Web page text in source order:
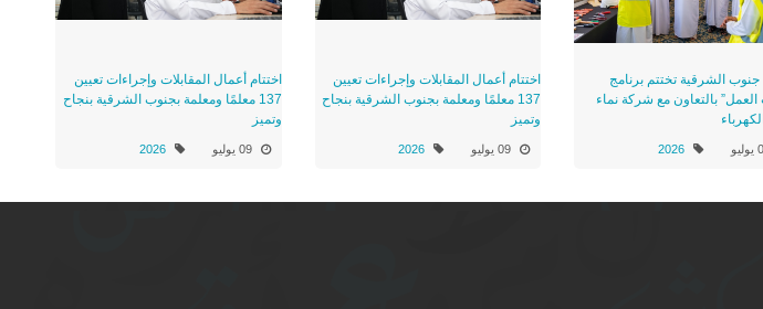
جنوب الشرقية تختتم برنامج
العمل” بالتعاون مع شركة نماء
2026
اختتام أعمال المقابلات وإجراءات تعيين
137 معلمًا ومعلمة بجنوب الشرقية بنجاح
وتميز
09 يوليو 2026
اختتام أعمال المقابلات وإجراءات تعيين
137 معلمًا ومعلمة بجنوب الشرقية بنجاح
وتميز
09 يوليو 2026